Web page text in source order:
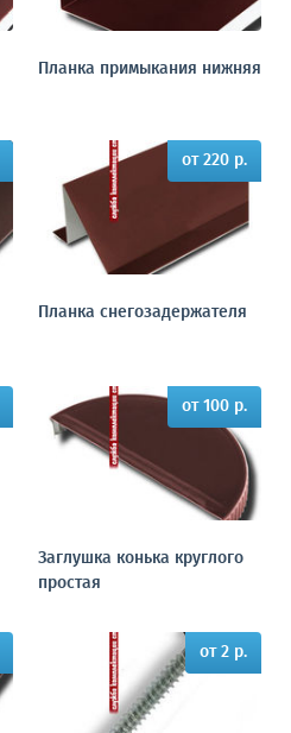
Планка примыкания нижняя
от 220 р.
Планка снегозадержателя
от 100 р.
Заглушка конька круглого
простая
от 2 р.